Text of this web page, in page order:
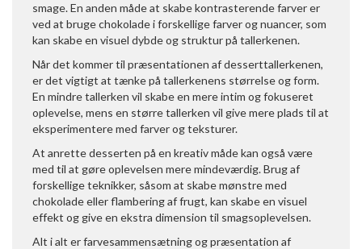
smage. En anden måde at skabe kontrasterende farver er
ved at bruge chokolade i forskellige farver og nuancer, som
kan skabe en visuel dybde og struktur på tallerkenen.
Når det kommer til præsentationen af desserttallerkenen,
er det vigtigt at tænke på tallerkenens størrelse og form.
En mindre tallerken vil skabe en mere intim og fokuseret
oplevelse, mens en større tallerken vil give mere plads til at
eksperimentere med farver og teksturer.
At anrette desserten på en kreativ måde kan også være
med til at gøre oplevelsen mere mindeværdig. Brug af
forskellige teknikker, såsom at skabe mønstre med
chokolade eller flambering af frugt, kan skabe en visuel
effekt og give en ekstra dimension til smagsoplevelsen.
Alt i alt er farvesammensætning og præsentation af